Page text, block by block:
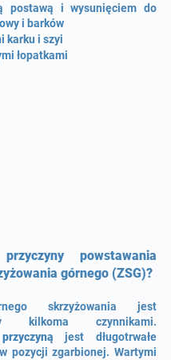
postawą i wysunięciem do
i barków
karku i szyi
łopatkami
powstawania
górnego (ZSG)?
skrzyżowania jest
jest długotrwałe
pozycji zgarbionej. Wartymi